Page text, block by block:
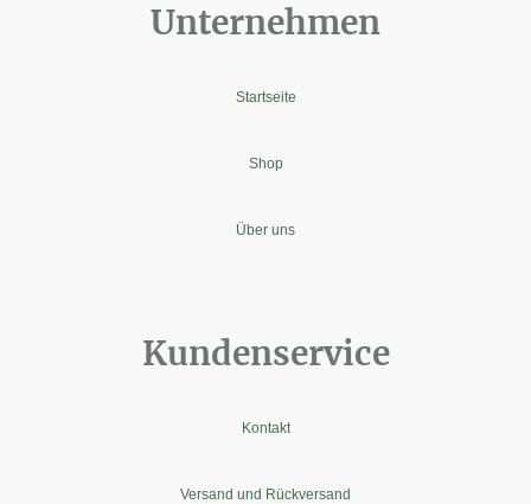
Unternehmen
Startseite
Shop
Über uns
Kundenservice
Kontakt
Versand und Rückversand